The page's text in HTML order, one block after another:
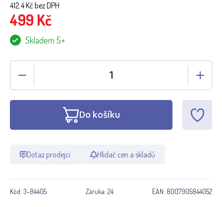
412.4Kč bez DPH
499 Kč
Skladem 5+
Do košíku
Dotaz prodejci Hlídač cen a skladů
Kód: 3-84405 Záruka: 24 EAN: 8007905844052